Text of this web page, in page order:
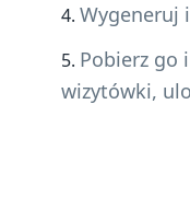
Wygeneruj
Pobierz go
wizytówki,